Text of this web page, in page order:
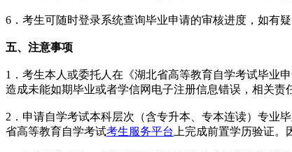
6．考生可随时登录系统查询毕业申请的审核进度，如有
五、注意事项
1．考生本人或委托人在《湖北省高等教育自学考试毕业
造成未能如期毕业或者学信网电子注册信息错误，相关责
2．申请自学考试本科层次（含专升本、专本连读）专业
省高等教育自学考试考生服务平台 上完成前置学历验证